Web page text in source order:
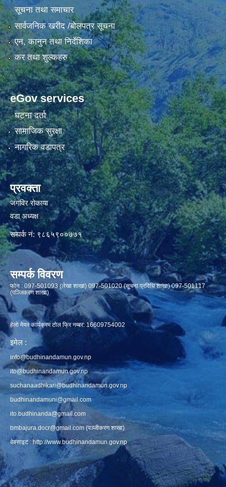
सूचना तथा समाचार
सार्वजनिक खरीद /बोलपत्र सूचना
एन, कानुन तथा निर्देशिका
कर तथा शुल्कहरु
eGov services
घटना दर्ता
सामाजिक सुरक्षा
नागरिक वडापत्र
प्रवक्ता
जंगविर रोकाया
वडा अध्यक्ष
सम्पर्क नं: ९८६५९००७७१
सम्पर्क विवरण
फाेन : 097-501093 (लेखा शाखा) 097-501020 (सूचना प्रविधि शाखा) 097-501117
(पञ्जिकरण शाखा)
हेलो मेयर कार्यक्रम टोल फ्रि नम्बर: 16609754002
इमेल :
info@budhinandamun.gov.np
ito@budhinandamun.gov.np
suchanaadhikari@budhinandamun.gov.np
budhinandamuni@gmail.com
ito.budhinanda@gmail.com
bmbajura.docr@gmail.com (पञ्जीकरण शाखा)
वेवसाइट :http://www.budhinandamun.gov.np